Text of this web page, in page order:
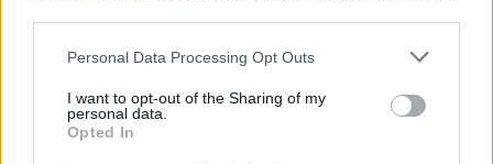
Personal Data Processing Opt Outs
I want to opt-out of the Sharing of my
personal data.
Opted In